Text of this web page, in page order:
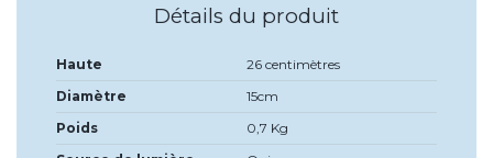
Détails du produit
Haute
26 centimètres
Diamètre
15cm
Poids
0,7 Kg